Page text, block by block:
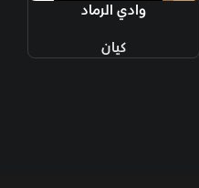
وادي الرماد
كيان